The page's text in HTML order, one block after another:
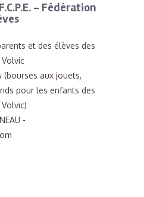
- Fédération
et des élèves des
(bourses aux jouets,
pour les enfants des
-